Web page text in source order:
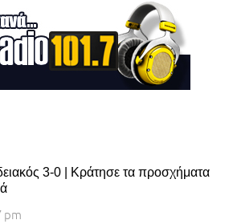
3-0 | Κράτησε τα προσχήματα
pm